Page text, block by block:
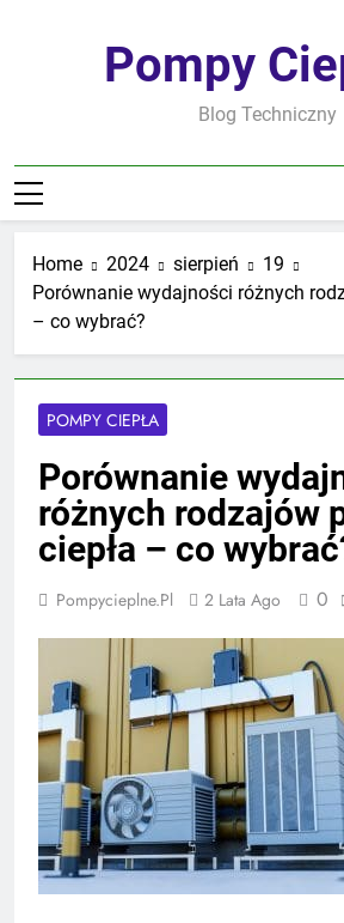
Pompy
Blog Techniczny
Home 2024 sierpień
19
Porównanie wydajności różnych
– co wybrać?
POMPY CIEPŁA
Porównanie
różnych rodzajów
ciepła – co
Pompycieplne.pl 2 Lata Ago 0